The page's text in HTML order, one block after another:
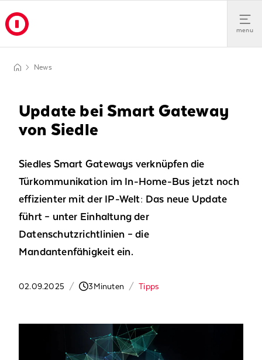
menu
News
Update bei Smart Gateway
von Siedle
Siedles Smart Gateways verknüpfen die
Türkommunikation im In-Home-Bus jetzt noch
effizienter mit der IP-Welt: Das neue Update
führt – unter Einhaltung der
Datenschutzrichtlinien – die
Mandantenfähigkeit ein.
02.09.2025 / 3Minuten / Tipps